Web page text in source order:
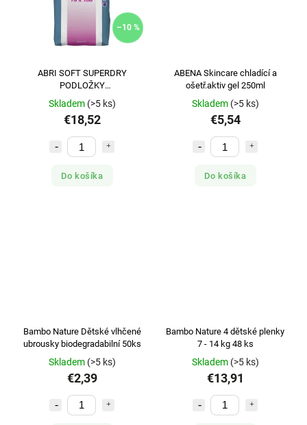
–10 %
ABRI SOFT SUPERDRY
PODLOŽKY
ABSORPČNÍ,70X180CM SE
ZÁLOŽKOU,SAVÉ JÁDRO
Skladem (>5 ks)
€18,52
Do košíka
ABENA Skincare chladící a
ošetř.aktiv gel 250ml
Skladem (>5 ks)
€5,54
Do košíka
Bambo Nature Dětské vlhčené
ubrousky biodegradabilní 50ks
Skladem (>5 ks)
€2,39
Bambo Nature 4 dětské plenky
7 - 14 kg 48 ks
Skladem (>5 ks)
€13,91